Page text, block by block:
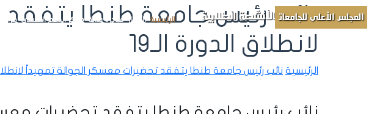
المجلس الأعلى للجامعات الأنشطة الطلابية الرئيسية الأخبار مبادرة بداية مراكز الدعم النفسي
نائب رئيس جامعة طنطا يتفقد
لانطلاق الدورة الـ19
الرئيسية نائب رئيس جامعة طنطا يتفقد تحضيرات معسكر الجوالة تمهيداً لانطلاق